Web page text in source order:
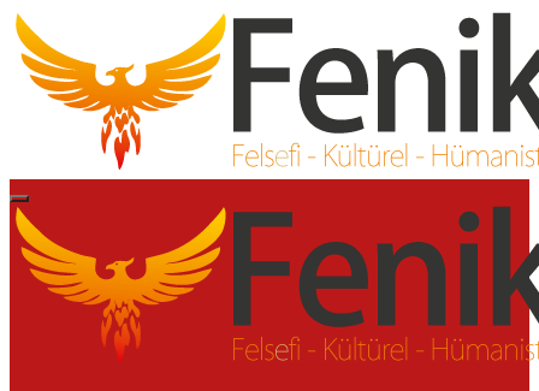
İçeriği
Geç
Primary
Menu